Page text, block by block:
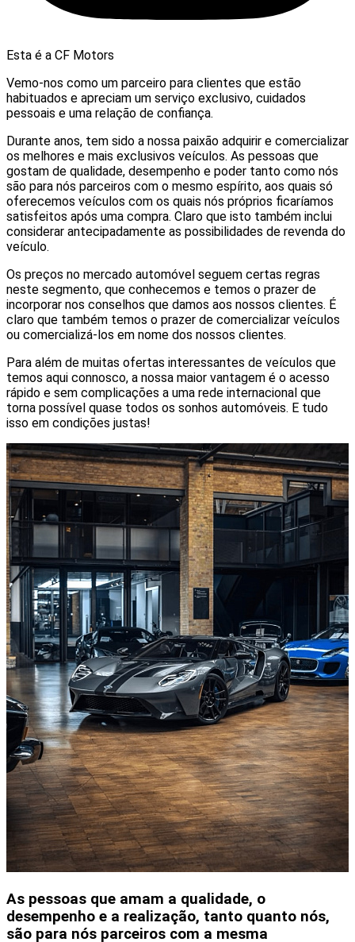
Esta é a CF Motors
Vemo-nos como um parceiro para clientes que estão
habituados e apreciam um serviço exclusivo, cuidados
pessoais e uma relação de confiança.
Durante anos, tem sido a nossa paixão adquirir e comercializar
os melhores e mais exclusivos veículos. As pessoas que
gostam de qualidade, desempenho e poder tanto como nós
são para nós parceiros com o mesmo espírito, aos quais só
oferecemos veículos com os quais nós próprios ficaríamos
satisfeitos após uma compra. Claro que isto também inclui
considerar antecipadamente as possibilidades de revenda do
veículo.
Os preços no mercado automóvel seguem certas regras
neste segmento, que conhecemos e temos o prazer de
incorporar nos conselhos que damos aos nossos clientes. É
claro que também temos o prazer de comercializar veículos
ou comercializá-los em nome dos nossos clientes.
Para além de muitas ofertas interessantes de veículos que
temos aqui connosco, a nossa maior vantagem é o acesso
rápido e sem complicações a uma rede internacional que
torna possível quase todos os sonhos automóveis. E tudo
isso em condições justas!
As pessoas que amam a qualidade, o
desempenho e a realização, tanto quanto nós,
são para nós parceiros com a mesma